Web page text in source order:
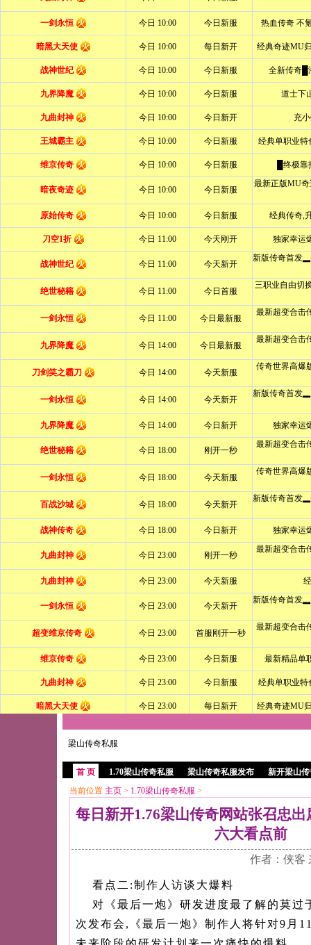
梁山传奇私服
首 页 1.70梁山传奇私服 梁山传奇私服发布
新开梁山
当前位置 主页 > 1.70梁山传奇私服 >
每日新开1.76梁山传奇网站张召忠
六大看点前
作者：侠
看点二:制作人访谈大爆料
对《最后一炮》研发进度最了解的莫过
次发布会,《最后一炮》制作人将针对9月